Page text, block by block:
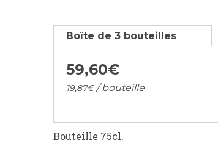
Boîte de 3 bouteilles
59,60€
19,87€/ bouteille
Bouteille 75cl.